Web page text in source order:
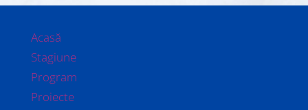
Acasă
Stagiune
Program
Proiecte